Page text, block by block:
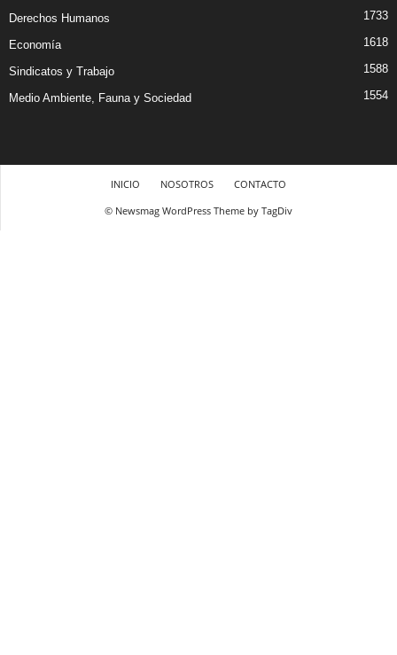
Derechos Humanos 1733
Economía 1618
Sindicatos y Trabajo 1588
Medio Ambiente, Fauna y Sociedad 1554
INICIO NOSOTROS
CONTACTO
© Newsmag WordPress Theme by TagDiv